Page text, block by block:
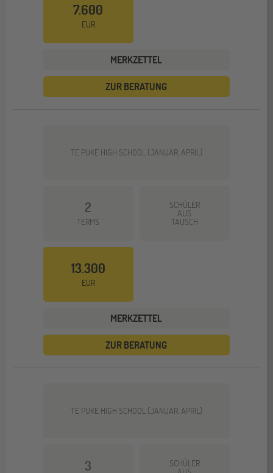
7.600
EUR
MERKZETTEL
ZUR BERATUNG
TE PUKE HIGH SCHOOL (JANUAR, APRIL)
2
TERMS
SCHÜLER
AUS
TAUSCH
13.300
EUR
MERKZETTEL
ZUR BERATUNG
TE PUKE HIGH SCHOOL (JANUAR, APRIL)
3 SCHÜLER